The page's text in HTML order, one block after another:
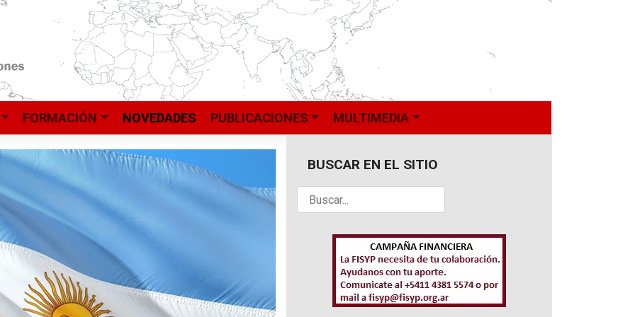
FORMACIÓN NOVEDADES PUBLICACIONES MULTIMEDIA
BUSCAR EN EL SITIO